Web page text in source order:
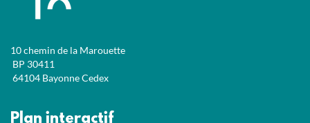
10 chemin de la Marouette
BP 30411
64104 Bayonne Cedex
Plan interactif